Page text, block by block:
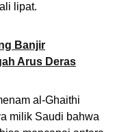
lipat.
Banjir
Arus Deras
al-Ghaithi
milik Saudi bahwa